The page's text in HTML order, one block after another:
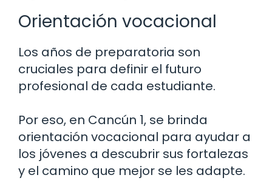
Orientación vocacional
Los años de preparatoria son
cruciales para definir el futuro
profesional de cada estudiante.
Por eso, en Cancún 1, se brinda
orientación vocacional para ayudar a
los jóvenes a descubrir sus fortalezas
y el camino que mejor se les adapte.